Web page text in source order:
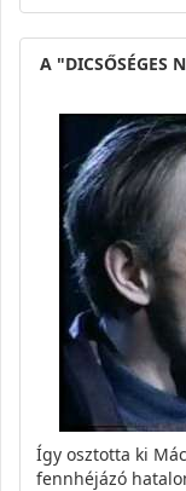
A "DICSŐSÉGES
Így osztotta ki
fennhéjázó